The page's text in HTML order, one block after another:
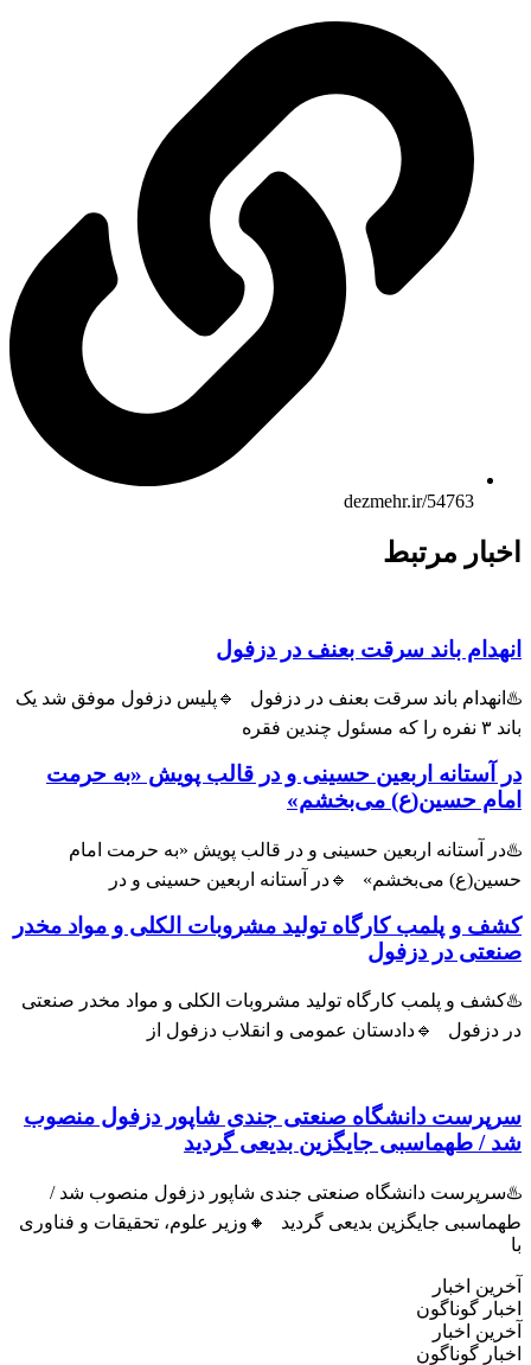
dezmehr.ir/54763
مرتبط
باند سرقت بعنف در دزفول
باند سرقت بعنف در دزفول 🔹پلیس دزفول موفق شد یک
اربعین حسینی و در قالب پویش «به حرمت
حسین(ع) می‌بخشم»
اربعین حسینی و در قالب پویش «به حرمت امام
می‌بخشم» 🔹در آستانه اربعین حسینی و در
و پلمب کارگاه تولید مشروبات الکلی و مواد مخدر
در دزفول
و پلمب کارگاه تولید مشروبات الکلی و مواد مخدر صنعتی
🔹دادستان عمومی و انقلاب دزفول از
دانشگاه صنعتی جندی شاپور دزفول منصوب
طهماسبی جایگزین بدیعی گردید
دانشگاه صنعتی جندی شاپور دزفول منصوب شد /
جایگزین بدیعی گردید 🔸وزیر علوم، تحقیقات و فناوری
اخبار
گوناگون
اخبار
گوناگون